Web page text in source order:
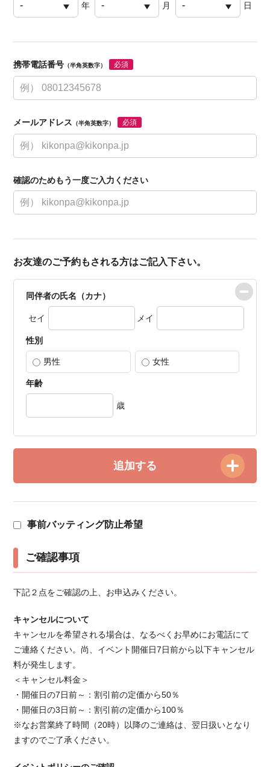
年 月 日
携帯電話番号 （半角英数字） 必須
メールアドレス （半角英数字） 必須
確認のためもう一度ご入力ください
お友達のご予約もされる方はご記入下さい。
同伴者の氏名（カナ）
セイ メイ
性別
男性 女性
年齢
歳
追加する
事前バッティング防止希望
ご確認事項
下記２点をご確認の上、お申込みください。
キャンセルについて
キャンセルを希望される場合は、なるべくお早めにお電話にて
ご連絡ください。 尚、イベント開催日7日前から以下キャンセル
料が発生します。
＜キャンセル料金＞
・開催日の7日前～：割引前の定価から50％
・開催日の3日前～：割引前の定価から100％
※なお営業終了時間（20時）以降のご連絡は、翌日扱いとなり
ますのでご了承ください。